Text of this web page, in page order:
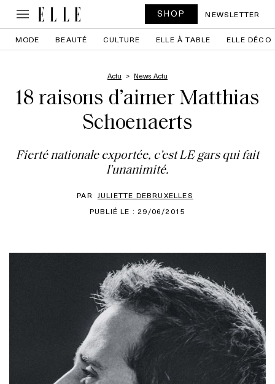
SHOP NEWSLETTER
MODE BEAUTÉ CULTURE ELLE À TABLE ELLE DÉCO
Actu News Actu
18 raisons d’aimer Matthias
Schoenaerts
Fierté nationale exportée, c’est LE gars qui fait
l’unanimité.
PAR JULIETTE DEBRUXELLES
PUBLIÉ LE : 29/06/2015